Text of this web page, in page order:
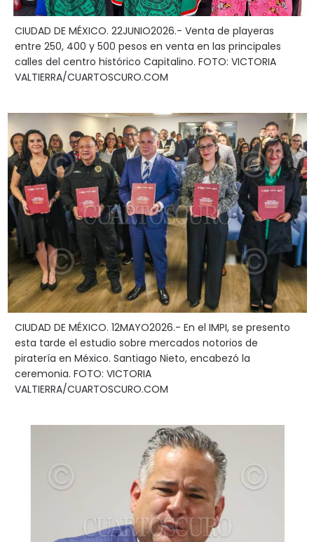
CIUDAD DE MÉXICO. 22JUNIO2026.- Venta de playeras
entre 250, 400 y 500 pesos en venta en las principales
calles del centro histórico Capitalino. FOTO: VICTORIA
VALTIERRA/CUARTOSCURO.COM
CIUDAD DE MÉXICO. 12MAYO2026.- En el IMPI, se presento
esta tarde el estudio sobre mercados notorios de
piratería en México. Santiago Nieto, encabezó la
ceremonia. FOTO: VICTORIA
VALTIERRA/CUARTOSCURO.COM